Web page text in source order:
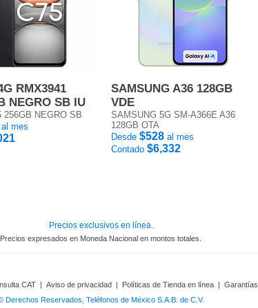
RMX3941
NEGRO SB IU
256GB NEGRO SB
al mes
SAMSUNG A36 128GB
VDE
SAMSUNG 5G SM-A366E A36
128GB OTA
Desde $528 al mes
Contado $6,332
Precios exclusivos en línea.
Precios expresados en Moneda Nacional en montos totales.
CAT | Aviso de privacidad | Políticas de Tienda en línea | Garantías
Derechos Reservados, Teléfonos de México S.A.B. de C.V.